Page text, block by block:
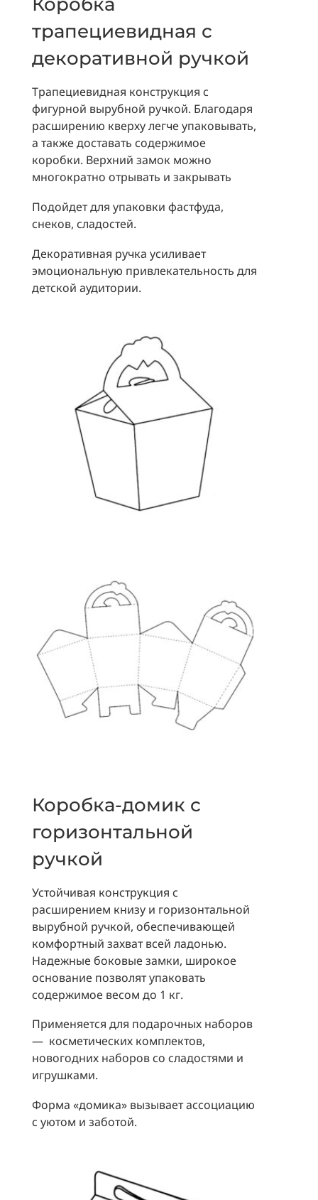
трапециевидная с
декоративной ручкой
Трапециевидная конструкция с
фигурной вырубной ручкой. Благодаря
расширению кверху легче упаковывать,
а также доставать содержимое
коробки. Верхний замок можно
многократно отрывать и закрывать
Подойдет для упаковки фастфуда,
снеков, сладостей.
Декоративная ручка усиливает
эмоциональную привлекательность для
детской аудитории.
Коробка-домик с
горизонтальной
ручкой
Устойчивая конструкция с
расширением книзу и горизонтальной
вырубной ручкой, обеспечивающей
комфортный захват всей ладонью.
Надежные боковые замки, широкое
основание позволят упаковать
содержимое весом до 1 кг.
Применяется для подарочных наборов
— косметических комплектов,
новогодних наборов со сладостями и
игрушками.
Форма «домика» вызывает ассоциацию
с уютом и заботой.